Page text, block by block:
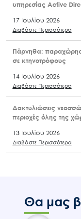
υπηρεσίας Active
17 Ιουλίου 2026
Διαβάστε Περισσότερα
Πάρνηθα:
σε κτηνοτρόφους
14 Ιουλίου 2026
Διαβάστε Περισσότερα
Δακτυλιώσεις
περιοχές όλης της
13 Ιουλίου 2026
Διαβάστε Περισσότερα
Θα μας